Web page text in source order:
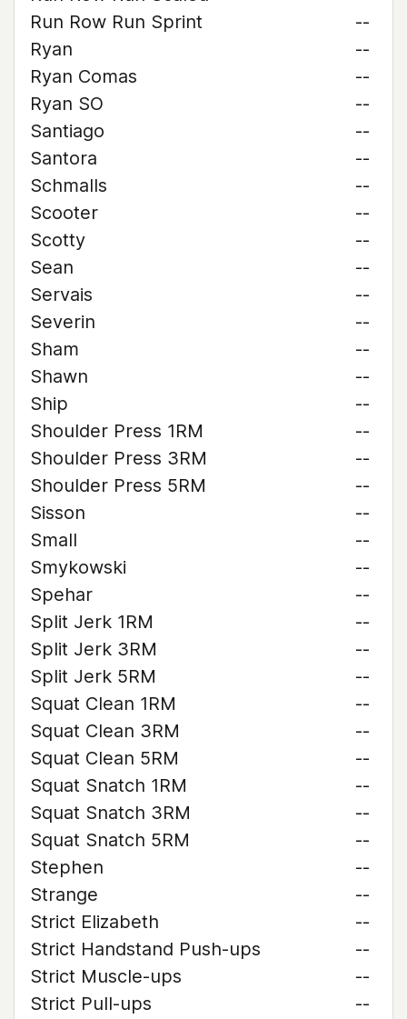
Run Row Run Sprint
--
Ryan
--
Ryan Comas
--
Ryan SO
--
Santiago
--
Santora
--
Schmalls
--
Scooter
--
Scotty
--
Sean
--
Servais
--
Severin
--
Sham
--
Shawn
--
Ship
--
Shoulder Press 1RM
--
Shoulder Press 3RM
--
Shoulder Press 5RM
--
Sisson
--
Small
--
Smykowski
--
Spehar
--
Split Jerk 1RM
--
Split Jerk 3RM
--
Split Jerk 5RM
--
Squat Clean 1RM
--
Squat Clean 3RM
--
Squat Clean 5RM
--
Squat Snatch 1RM
--
Squat Snatch 3RM
--
Squat Snatch 5RM
--
Stephen
--
Strange
--
Strict Elizabeth
--
Strict Handstand Push-ups
--
Strict Muscle-ups
--
Strict Pull-ups
--